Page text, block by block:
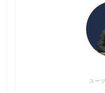
スー